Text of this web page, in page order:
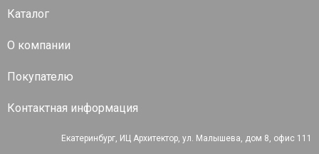
Каталог
О компании
Покупателю
Контактная информация
Екатеринбург, ИЦ Архитектор, ул. Малышева, дом 8, офис 111